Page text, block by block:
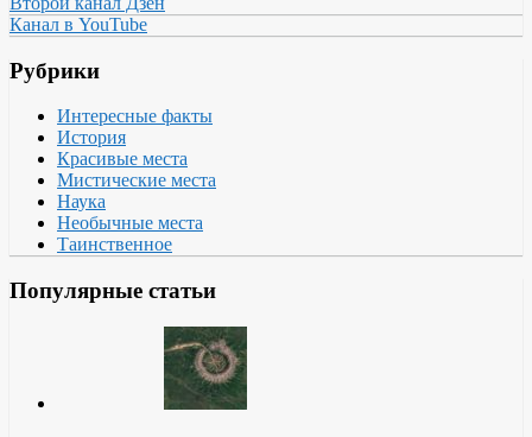
Канал в YouTube
Рубрики
Интересные факты
История
Красивые места
Мистические места
Наука
Необычные места
Таинственное
Популярные статьи